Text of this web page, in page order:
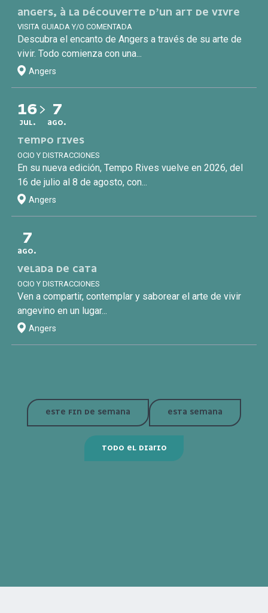
ANGERS, À LA DÉCOUVERTE D’UN ART DE VIVRE
VISITA GUIADA Y/O COMENTADA
Descubra el encanto de Angers a través de su arte de
vivir. Todo comienza con una...
Angers
16
JUL.
7
AGO.
TEMPO RIVES
OCIO Y DISTRACCIONES
En su nueva edición, Tempo Rives vuelve en 2026, del
16 de julio al 8 de agosto, con...
Angers
7
AGO.
VELADA DE CATA
OCIO Y DISTRACCIONES
Ven a compartir, contemplar y saborear el arte de vivir
angevino en un lugar...
Angers
ESTE FIN DE SEMANA ESTA SEMANA
TODO EL DIARIO